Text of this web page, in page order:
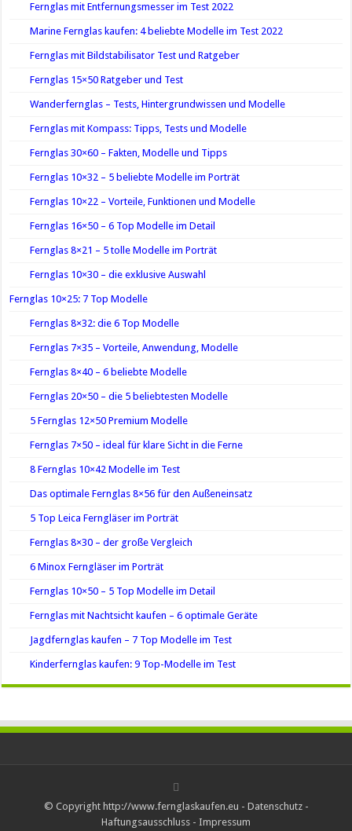
Fernglas mit Entfernungsmesser im Test 2022
Marine Fernglas kaufen: 4 beliebte Modelle im Test 2022
Fernglas mit Bildstabilisator Test und Ratgeber
Fernglas 15×50 Ratgeber und Test
Wanderfernglas – Tests, Hintergrundwissen und Modelle
Fernglas mit Kompass: Tipps, Tests und Modelle
Fernglas 30×60 – Fakten, Modelle und Tipps
Fernglas 10×32 – 5 beliebte Modelle im Porträt
Fernglas 10×22 – Vorteile, Funktionen und Modelle
Fernglas 16×50 – 6 Top Modelle im Detail
Fernglas 8×21 – 5 tolle Modelle im Porträt
Fernglas 10×30 – die exklusive Auswahl
Fernglas 10×25: 7 Top Modelle
Fernglas 8×32: die 6 Top Modelle
Fernglas 7×35 – Vorteile, Anwendung, Modelle
Fernglas 8×40 – 6 beliebte Modelle
Fernglas 20×50 – die 5 beliebtesten Modelle
5 Fernglas 12×50 Premium Modelle
Fernglas 7×50 – ideal für klare Sicht in die Ferne
8 Fernglas 10×42 Modelle im Test
Das optimale Fernglas 8×56 für den Außeneinsatz
5 Top Leica Ferngläser im Porträt
Fernglas 8×30 – der große Vergleich
6 Minox Ferngläser im Porträt
Fernglas 10×50 – 5 Top Modelle im Detail
Fernglas mit Nachtsicht kaufen – 6 optimale Geräte
Jagdfernglas kaufen – 7 Top Modelle im Test
Kinderfernglas kaufen: 9 Top-Modelle im Test
© Copyright http://www.fernglaskaufen.eu - Datenschutz-
Haftungsausschluss - Impressum